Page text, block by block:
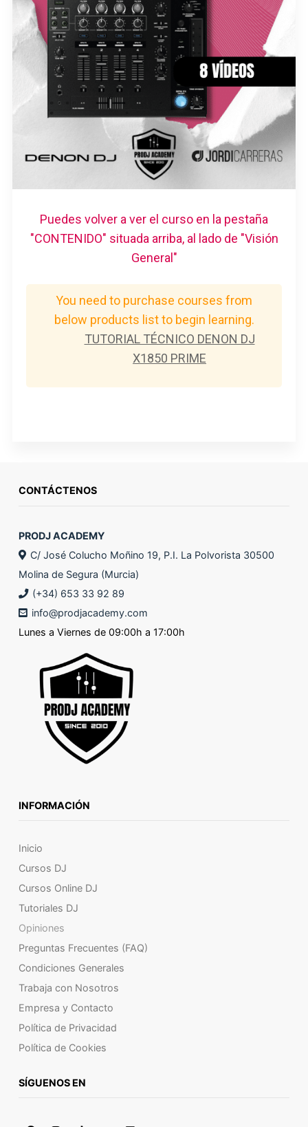
Puedes volver a ver el curso en la pestaña
"CONTENIDO" situada arriba, al lado de "Visión
General"
You need to purchase courses from
below products list to begin learning.
TUTORIAL TÉCNICO DENON DJ
X1850 PRIME
CONTÁCTENOS
PRODJ ACADEMY
C/ José Colucho Moñino 19, P.I. La Polvorista 30500
Molina de Segura (Murcia)
(+34) 653 33 92 89
info@prodjacademy.com
Lunes a Viernes de 09:00h a 17:00h
INFORMACIÓN
Inicio
Cursos DJ
Cursos Online DJ
Tutoriales DJ
Opiniones
Preguntas Frecuentes (FAQ)
Condiciones Generales
Trabaja con Nosotros
Empresa y Contacto
Política de Privacidad
Política de Cookies
SÍGUENOS EN